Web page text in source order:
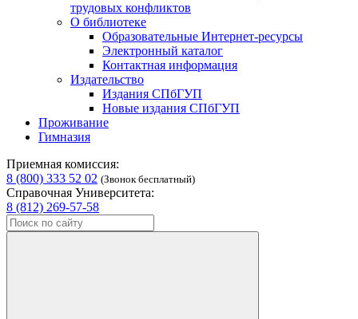
трудовых конфликтов
О библиотеке
Образовательные Интернет-ресурсы
Электронный каталог
Контактная информация
Издательство
Издания СПбГУП
Новые издания СПбГУП
Проживание
Гимназия
Приемная комиссия:
8 (800) 333 52 02 (Звонок бесплатный)
Справочная Университета:
8 (812) 269-57-58